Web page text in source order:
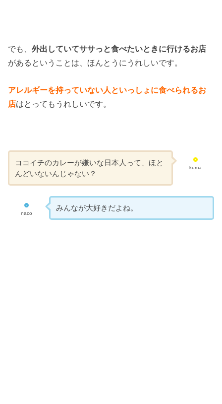
でも、外出していてササっと食べたいときに行けるお店
があるということは、ほんとうにうれしいです。
アレルギーを持っていない人といっしょに食べられるお
店はとってもうれしいです。
kuma
ココイチのカレーが嫌いな日本人って、ほと
んどいないんじゃない？
naco
みんなが大好きだよね。